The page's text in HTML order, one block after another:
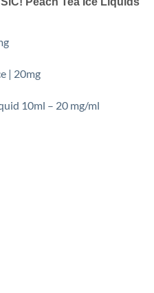
| 20mg
10ml – 20 mg/ml